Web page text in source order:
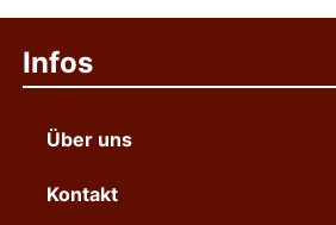
Infos
Über uns
Kontakt